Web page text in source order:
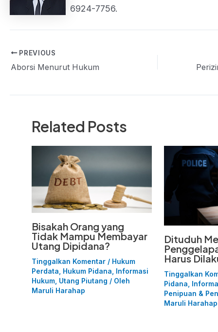
6924-7756.
Post
navigation
PREVIOUS
Aborsi Menurut Hukum
Related Posts
Bisakah Orang yang
Tidak Mampu Membayar
Utang Dipidana?
Tinggalkan Komentar / Hukum
Perdata Hukum Pidana Informasi
Hukum Utang Piutang / Oleh
Maruli Harahap
Dituduh
Harus
Tinggalkan
Pidana
Penipuan &
Maruli Harahap